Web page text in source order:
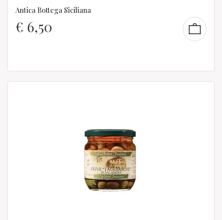
Antica Bottega Siciliana
€ 6,50